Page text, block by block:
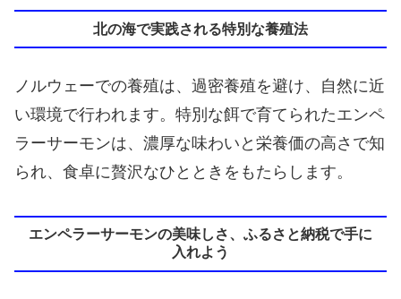
北の海で実践される特別な養殖法
ノルウェーでの養殖は、過密養殖を避け、自然に近
い環境で行われます。特別な餌で育てられたエンペ
ラーサーモンは、濃厚な味わいと栄養価の高さで知
られ、食卓に贅沢なひとときをもたらします。
エンペラーサーモンの美味しさ、ふるさと納税で手に
入れよう